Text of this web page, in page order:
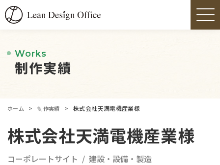
Works
制作実績
ホーム > 制作実績 > 株式会社天満電機産業様
株式会社天満電機産業様
コーポレートサイト 建設・設備・製造